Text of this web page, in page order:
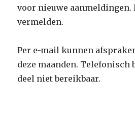
voor nieuwe
vermelden.
Per e-mail kunnen
deze maanden. Telefonisch
deel niet bereikbaar.